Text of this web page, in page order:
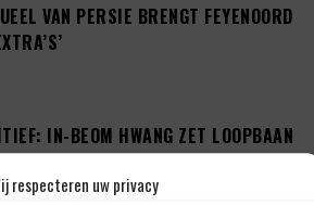
respecteren uw privacy
VAN PERSIE BRENGT FEYENOORD
IN-BEOM HWANG ZET LOOPBAAN
BIJ FC PORTO